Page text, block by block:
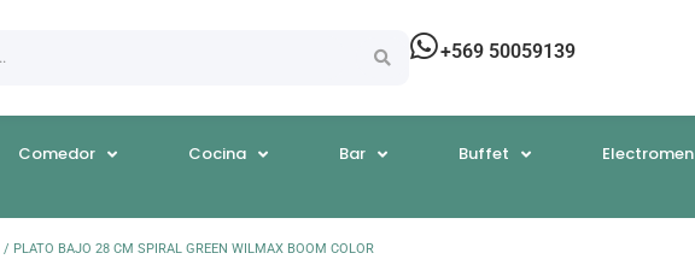
+569 50059139
Comedor Cocina Bar Buffet
/ PLATO BAJO 28 CM SPIRAL GREEN WILMAX BOOM COLOR